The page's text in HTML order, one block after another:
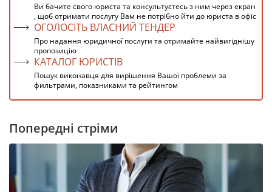
Ви бачите свого юриста та консультуєтесь з ним через екран
, щоб отримати послугу Вам не потрібно йти до юриста в офіс
ОГОЛОСІТЬ ВЛАСНИЙ ТЕНДЕР
Про надання юридичної послуги та отримайте найвигіднішу
пропозицію
КАТАЛОГ ЮРИСТІВ
Пошук виконавця для вирішення Вашої проблеми за
фильтрами, показниками та рейтингом
Попередні стріми